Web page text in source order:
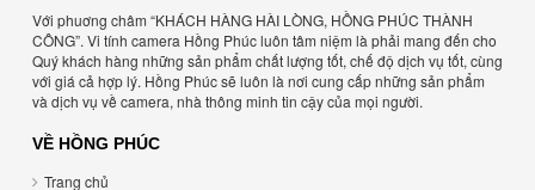
Với phuơng châm “KHÁCH HÀNG HÀI LÒNG, HỒNG PHÚC THÀNH
CÔNG”. Vi tính camera Hồng Phúc luôn tâm niệm là phải mang đến cho
Quý khách hàng những sản phẩm chất lượng tốt, chế độ dịch vụ tốt, cùng
với giá cả hợp lý. Hồng Phúc sẽ luôn là nơi cung cấp những sản phẩm
và dịch vụ về camera, nhà thông minh tin cậy của mọi người.
VỀ HỒNG PHÚC
Trang chủ